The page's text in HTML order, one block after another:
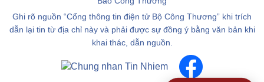
Ghi rõ nguồn “Cổng thông tin điện tử Bộ Công Thương” khi trích
dẫn lại tin từ địa chỉ này và phải được sự đồng ý bằng văn bản khi
khai thác, dẫn nguồn.